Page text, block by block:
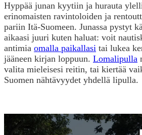
Hyppää junan kyytiin ja hurauta
erinomaisten ravintoloiden ja
pariin Itä-Suomeen. Junassa pystyt
aikaasi juuri kuten haluat: voit
antimia omalla paikallasi tai lukea
jääneen kirjan loppuun. Lomalipulla
valita mieleisesi reitin, tai kiertää
Suomen nähtävyydet yhdellä lipulla.